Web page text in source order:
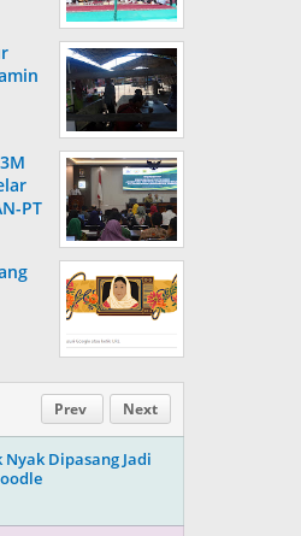
PT
Prev Next
Nyak Dipasang Jadi